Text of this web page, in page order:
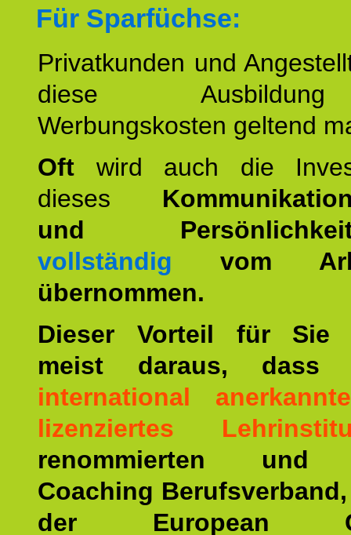
Für Sparfüchse:
Privatkunden und
diese
Werbungskosten geltend
Oft wird auch die
dieses
und
vollständig vom
übernommen.
Dieser Vorteil für Sie
meist daraus,
international
lizenziertes
renommierten und
Coaching
der European